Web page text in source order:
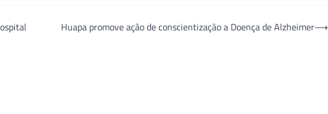
Huapa promove ação de conscientização a Doença de Alzheimer⟶